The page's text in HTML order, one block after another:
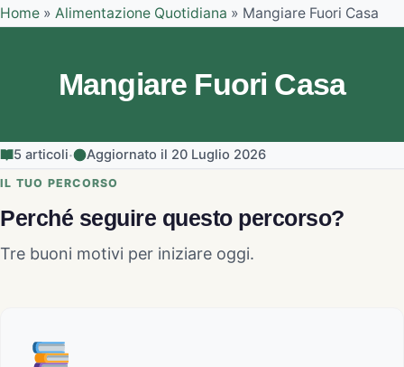
Home » Alimentazione Quotidiana » Mangiare Fuori Casa
Mangiare Fuori Casa
5 articoli· Aggiornato il 20 Luglio 2026
IL TUO PERCORSO
Perché seguire questo percorso?
Tre buoni motivi per iniziare oggi.